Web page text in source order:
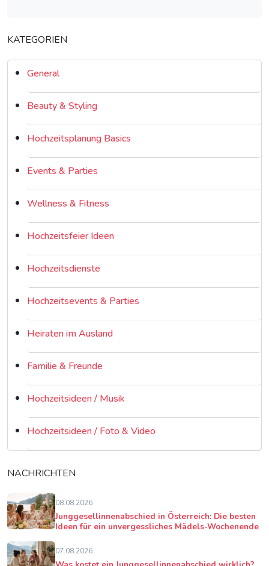
KATEGORIEN
General
Beauty & Styling
Hochzeitsplanung Basics
Events & Parties
Wellness & Fitness
Hochzeitsfeier Ideen
Hochzeitsdienste
Hochzeitsevents & Parties
Heiraten im Ausland
Familie & Freunde
Hochzeitsideen / Musik
Hochzeitsideen / Foto & Video
NACHRICHTEN
08.08.2026
Junggesellinnenabschied in Österreich: Die besten
Ideen für ein unvergessliches Mädels-Wochenende
07.08.2026